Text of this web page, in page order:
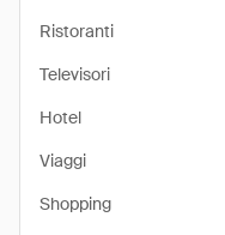
Ristoranti
Televisori
Hotel
Viaggi
Shopping